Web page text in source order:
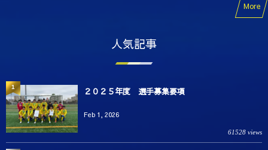
More
人気記事
２０２５年度 選手募集要項
Feb 1, 2026
61528 views
1